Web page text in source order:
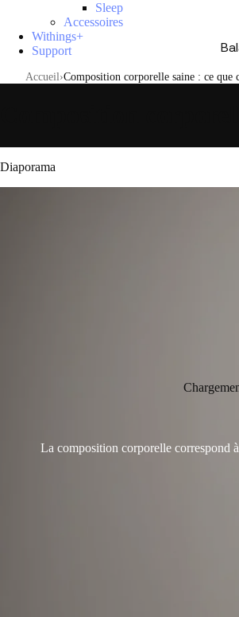
Sleep
Accessoires
Withings+
Support
Accueil Composition corporelle saine : ce que
Diaporama
La composition corporelle correspond